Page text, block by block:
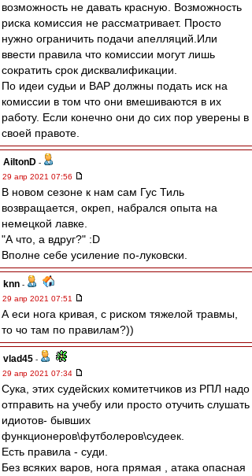
возможность не давать красную. Возможность
риска комиссия не рассматривает. Просто
нужно ограничить подачи апелляций.Или
ввести правила что комиссии могут лишь
сократить срок дисквалификации.
По идеи судьи и ВАР должны подать иск на
комиссии в том что они вмешиваются в их
работу. Если конечно они до сих пор уверены в
своей правоте.
AiltonD -
29 апр 2021 07:56
В новом сезоне к нам сам Гус Тиль
возвращается, окреп, набрался опыта на
немецкой лавке.
"А что, а вдруг?" :D
Вполне себе усиление по-луковски.
knn -
29 апр 2021 07:51
А еси нога кривая, с риском тяжелой травмы,
то чо там по правилам?))
vlad45 -
29 апр 2021 07:34
Сука, этих судейских комитетчиков из РПЛ надо
отправить на учебу или просто отучить слушать
идиотов- бывших
функционеров\футболеров\судеек.
Есть правила - суди.
Без всяких варов, нога прямая , атака опасная